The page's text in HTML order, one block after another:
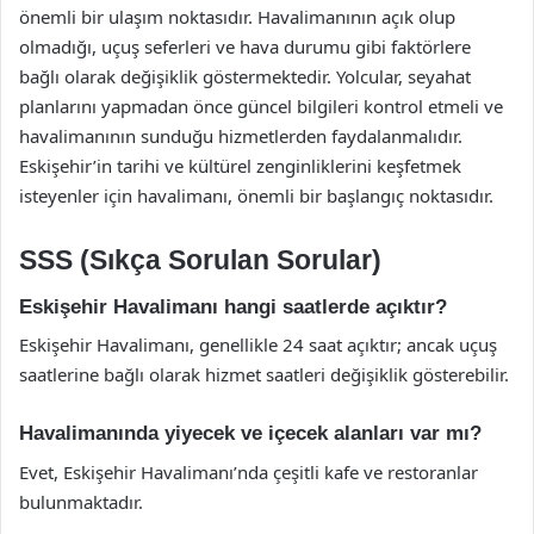
önemli bir ulaşım noktasıdır. Havalimanının açık olup
olmadığı, uçuş seferleri ve hava durumu gibi faktörlere
bağlı olarak değişiklik göstermektedir. Yolcular, seyahat
planlarını yapmadan önce güncel bilgileri kontrol etmeli ve
havalimanının sunduğu hizmetlerden faydalanmalıdır.
Eskişehir’in tarihi ve kültürel zenginliklerini keşfetmek
isteyenler için havalimanı, önemli bir başlangıç noktasıdır.
SSS (Sıkça Sorulan Sorular)
Eskişehir Havalimanı hangi saatlerde açıktır?
Eskişehir Havalimanı, genellikle 24 saat açıktır; ancak uçuş
saatlerine bağlı olarak hizmet saatleri değişiklik gösterebilir.
Havalimanında yiyecek ve içecek alanları var mı?
Evet, Eskişehir Havalimanı’nda çeşitli kafe ve restoranlar
bulunmaktadır.